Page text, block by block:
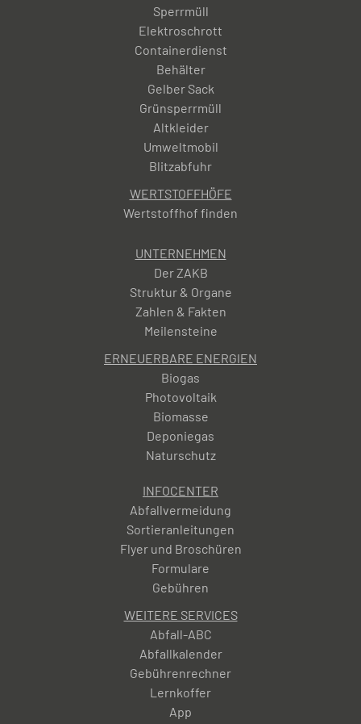
Sperrmüll
Elektroschrott
Containerdienst
Behälter
Gelber Sack
Grünsperrmüll
Altkleider
Umweltmobil
Blitzabfuhr
WERTSTOFFHÖFE
Wertstoffhof finden
UNTERNEHMEN
Der ZAKB
Struktur & Organe
Zahlen & Fakten
Meilensteine
ERNEUERBARE ENERGIEN
Biogas
Photovoltaik
Biomasse
Deponiegas
Naturschutz
INFOCENTER
Abfallvermeidung
Sortieranleitungen
Flyer und Broschüren
Formulare
Gebühren
WEITERE SERVICES
Abfall-ABC
Abfallkalender
Gebührenrechner
Lernkoffer
App